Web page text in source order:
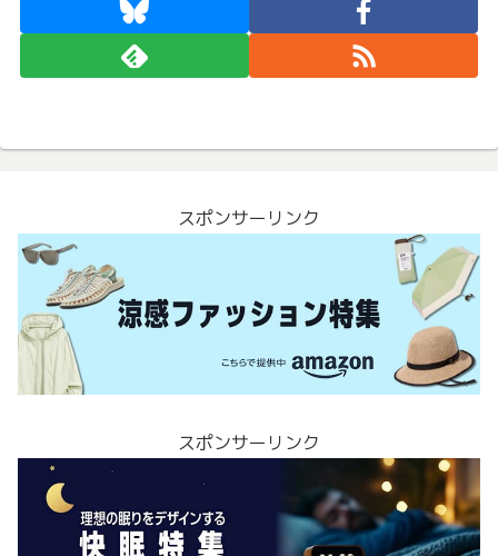
スポンサーリンク
スポンサーリンク